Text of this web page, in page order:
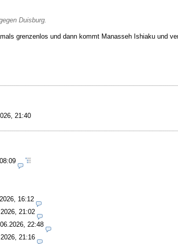
Duisburg.
grenzenlos und dann kommt Manasseh Ishiaku und
21:40
16:12
21:02
22:48
21:16